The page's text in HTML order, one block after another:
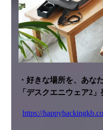
・好きな場所を、あな
「デスクエニウェア2」
https://